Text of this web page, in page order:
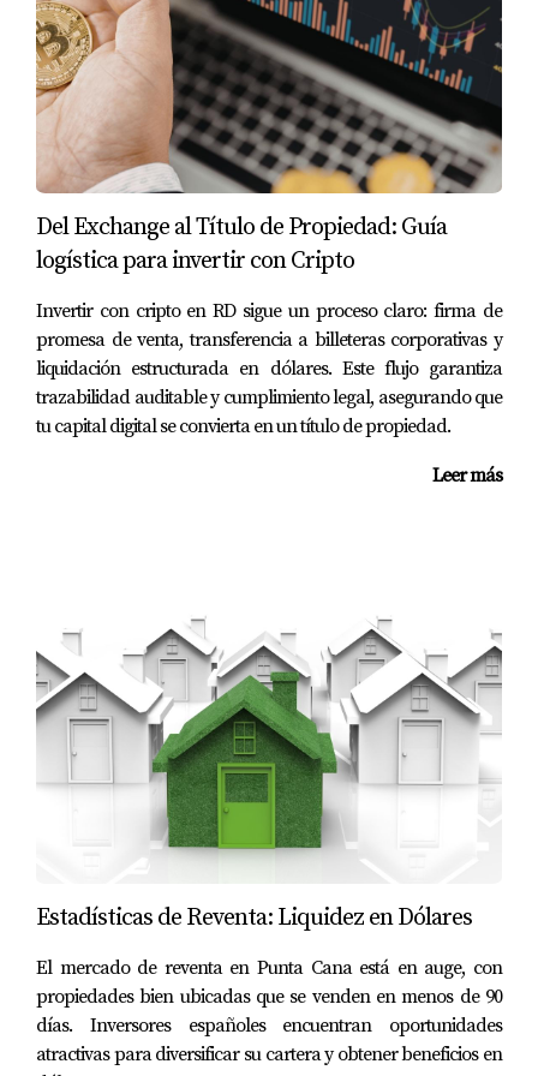
de golf y centros comerciales modernos. Invertir en
planos (preventa) permite capturar la plusvalía desde el
día uno, maximizando el retorno de su capital inicial.
Estudios de caso
Caso 1:Un inversor de Bogotá adquirió una unidad
en preventa. Al momento de la entrega, 18 meses
después, su propiedad ya se había revalorizado un
22% en dólares.
Caso 2:Una familia de Medellín utiliza los ingresos
de su Airbnb en Punta Cana para cubrir la cuota
del préstamo hipotecario que obtuvieron en RD
usando su historial de
Datacrédito
Yolanda Landínez y su experiencia
ser el puente seguro entre su capital en Colombia y su
herramientas modernas como el pago con
criptomonedas.
"Invertir en Punta Cana no es solo una
decisión financiera; es asegurar un legado en
moneda fuerte mientras disfruta del estilo de
vida que se merece." -
Yolanda Landínez
Preguntas frecuentes
¿Es seguro invertir en la República Dominicana?
Totalmente. El país cuenta con leyes robustas de
protección a la inversión extranjera y un registro
inmobiliario transparente y digitalizado.
Del Exchange al Título de Propiedad: Guía
logística para invertir con Cripto
Invertir con cripto en RD sigue un proceso claro: firma de
promesa de venta, transferencia a billeteras corporativas y
liquidación estructurada en dólares. Este flujo garantiza
trazabilidad auditable y cumplimiento legal, asegurando que
tu capital digital se convierta en un título de propiedad.
Leer más
Estadísticas de Reventa: Liquidez en Dólares
El mercado de reventa en Punta Cana está en auge, con
propiedades bien ubicadas que se venden en menos de 90
días. Inversores españoles encuentran oportunidades
atractivas para diversificar su cartera y obtener beneficios en